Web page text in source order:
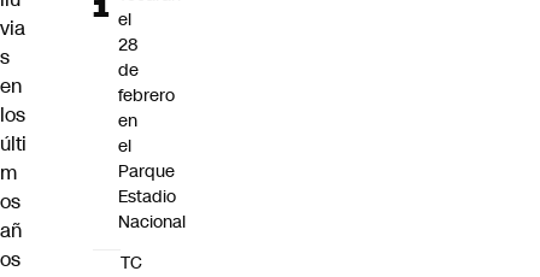
via
s
en
los
últi
m
os
añ
os
el
28
de
febrero
en
el
Parque
Estadio
Nacional
TC